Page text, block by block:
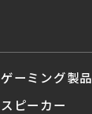
ゲーミング製品
スピーカー